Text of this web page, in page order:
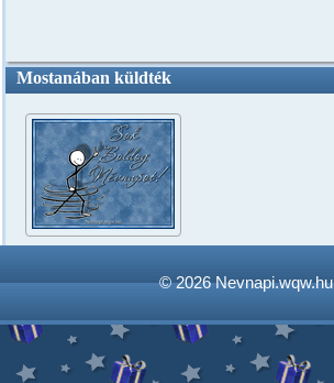
Mostanában küldték
© 2026Nevnapi.wqw.hu